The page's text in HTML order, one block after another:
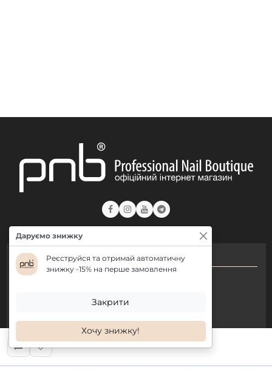
КОНТАКТИ
+ 38 (097) 075 35 05
Режим роботи:
Пн-Пт: 09:00–18:00
Даруємо знижку
Реєструйся та отримай автоматичну
знижку -15% на перше замовлення
Закрити
Хочу знижку!